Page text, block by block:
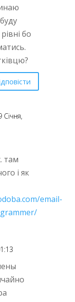
бо
Січня,
там
і як
email-